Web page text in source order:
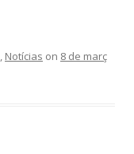
, Notícias on 8 de març